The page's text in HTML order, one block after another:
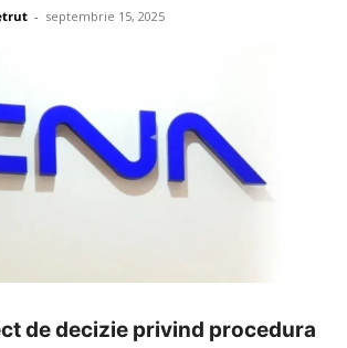
- septembrie 15, 2025
de decizie privind procedura